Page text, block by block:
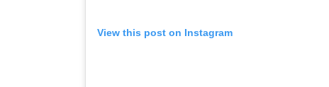
View this post on Instagram